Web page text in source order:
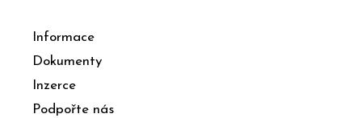
Informace
Dokumenty
Inzerce
Podpořte nás